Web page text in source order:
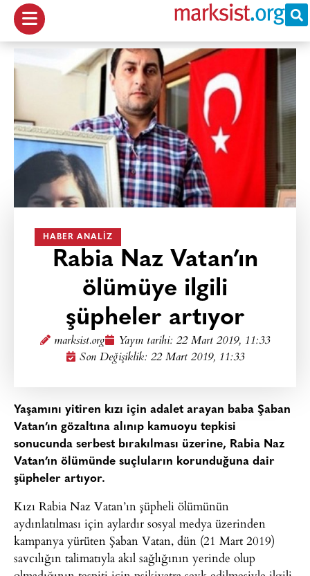
HABER ANALIZ
Rabia Naz Vatan’ın
ölümüye ilgili
şüpheler artıyor
marksist.org Yayın tarihi: 22 Mart 2019, 11:33
Son Değişiklik: 22 Mart 2019, 11:33
Yaşamını yitiren kızı için adalet arayan baba Şaban
Vatan’ın gözaltına alınıp kamuoyu tepkisi
sonucunda serbest bırakılması üzerine, Rabia Naz
Vatan’ın ölümünde suçluların korunduğuna dair
şüpheler artıyor.
Kızı Rabia Naz Vatan’ın şüpheli ölümünün
aydınlatılması için aylardır sosyal medya üzerinden
kampanya yürüten Şaban Vatan, dün (21 Mart 2019)
savcılığın talimatıyla akıl sağlığının yerinde olup